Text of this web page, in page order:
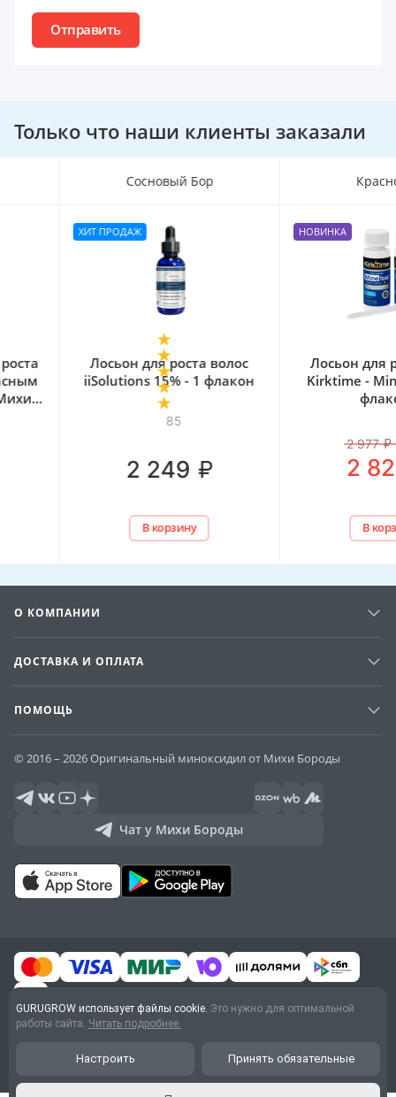
Отправить
Только что наши клиенты заказали
Сосновый Бор
ХИТ ПРОДАЖ
Лосьон для роста волос
iiSolutions 15% - 1 флакон
2 249 ₽
В корзину
Краснодар
НОВИНКА
Лосьон для роста
Kirktime - Minofast
флакона
₽ –5%
2 829 ₽
В корзину
О КОМПАНИИ
ДОСТАВКА И ОПЛАТА
ПОМОЩЬ
© 2016 – 2026 Оригинальный миноксидил от Михи Бороды
Чат у Михи Бороды
Обработка персональных
GURUGROW использует файлы cookie. Это нужно для оптимальной
работы сайта. Читать подробнее.
Настроить Принять обязательные